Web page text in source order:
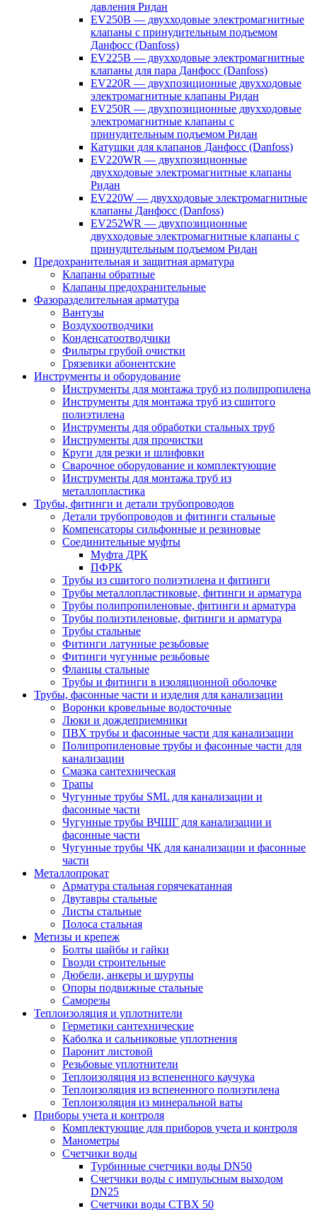
давления Ридан
EV250B — двухходовые электромагнитные
клапаны с принудительным подъемом
Данфосс (Danfoss)
EV225B — двухходовые электромагнитные
клапаны для пара Данфосс (Danfoss)
EV220R — двухпозиционные двухходовые
электромагнитные клапаны Ридан
EV250R — двухпозиционные двухходовые
электромагнитные клапаны с
принудительным подъемом Ридан
Катушки для клапанов Данфосс (Danfoss)
EV220WR — двухпозиционные
двухходовые электромагнитные клапаны
Ридан
EV220W — двухходовые электромагнитные
клапаны Данфосс (Danfoss)
EV252WR — двухпозиционные
двухходовые электромагнитные клапаны с
принудительным подъемом Ридан
Предохранительная и защитная арматура
Клапаны обратные
Клапаны предохранительные
Фазоразделительная арматура
Вантузы
Воздухоотводчики
Конденсатоотводчики
Фильтры грубой очистки
Грязевики абонентские
Инструменты и оборудование
Инструменты для монтажа труб из полипропилена
Инструменты для монтажа труб из сшитого
полиэтилена
Инструменты для обработки стальных труб
Инструменты для прочистки
Круги для резки и шлифовки
Сварочное оборудование и комплектующие
Инструменты для монтажа труб из
металлопластика
Трубы, фитинги и детали трубопроводов
Детали трубопроводов и фитинги стальные
Компенсаторы сильфонные и резиновые
Соединительные муфты
Муфта ДРК
ПФРК
Трубы из сшитого полиэтилена и фитинги
Трубы металлопластиковые, фитинги и арматура
Трубы полипропиленовые, фитинги и арматура
Трубы полиэтиленовые, фитинги и арматура
Трубы стальные
Фитинги латунные резьбовые
Фитинги чугунные резьбовые
Фланцы стальные
Трубы и фитинги в изоляционной оболочке
Трубы, фасонные части и изделия для канализации
Воронки кровельные водосточные
Люки и дождеприемники
ПВХ трубы и фасонные части для канализации
Полипропиленовые трубы и фасонные части для
канализации
Смазка сантехническая
Трапы
Чугунные трубы SML для канализации и
фасонные части
Чугунные трубы ВЧШГ для канализации и
фасонные части
Чугунные трубы ЧК для канализации и фасонные
части
Металлопрокат
Арматура стальная горячекатанная
Двутавры стальные
Листы стальные
Полоса стальная
Метизы и крепеж
Болты шайбы и гайки
Гвозди строительные
Дюбели, анкеры и шурупы
Опоры подвижные стальные
Саморезы
Теплоизоляция и уплотнители
Герметики сантехнические
Каболка и сальниковые уплотнения
Паронит листовой
Резьбовые уплотнители
Теплоизоляция из вспененного каучука
Теплоизоляция из вспененного полиэтилена
Теплоизоляция из минеральной ваты
Приборы учета и контроля
Комплектующие для приборов учета и контроля
Манометры
Счетчики воды
Турбинные счетчики воды DN50
Счетчики воды с импульсным выходом
DN25
Счетчики воды СТВХ 50